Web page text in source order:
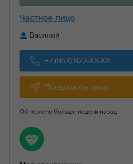
Частное лицо
Василий
+7 (953) 822-XX-XX
Предложить заказ
Обновлено больше недели назад